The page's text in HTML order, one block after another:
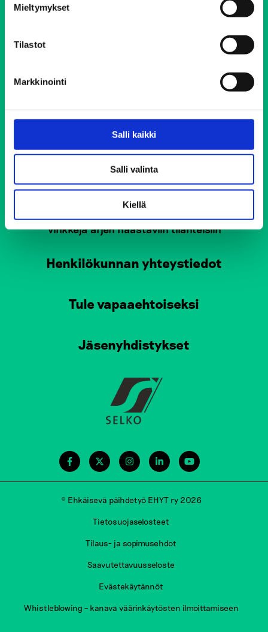
Mieltymykset
Tilastot
Markkinointi
Salli kaikki
Salli valinta
Kiellä
Soittaminen on maksutonta ja anonyymiä
Helsingin Elokolo
Tampereen Elokolo
Turun Elokolo
Pirkkalan Elokolo
Vinkkejä arjen haastaviin tilanteisiin
Henkilökunnan yhteystiedot
Tule vapaaehtoiseksi
Jäsenyhdistykset
© Ehkäisevä päihdetyö EHYT ry 2026
Tietosuojaselosteet
Tilaus- ja sopimusehdot
Saavutettavuusseloste
Evästekäytännöt
Whistleblowing – kanava väärinkäytösten ilmoittamiseen